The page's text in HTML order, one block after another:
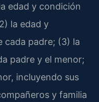
edad y condición
la edad y
cada padre; (3) la
padre y el menor;
incluyendo sus
y familia